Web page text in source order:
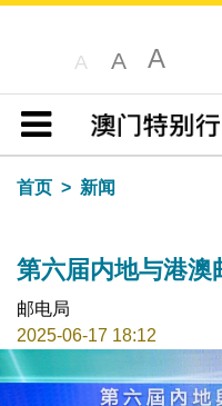
A A A
目录
首页
新闻
第六届内地与港澳
邮电局
2025-06-17 18:12